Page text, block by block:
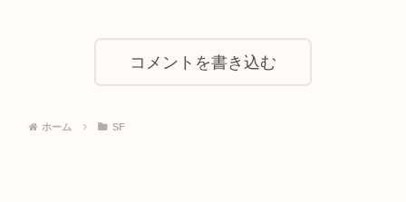
コメントを書き込む
ホーム SF